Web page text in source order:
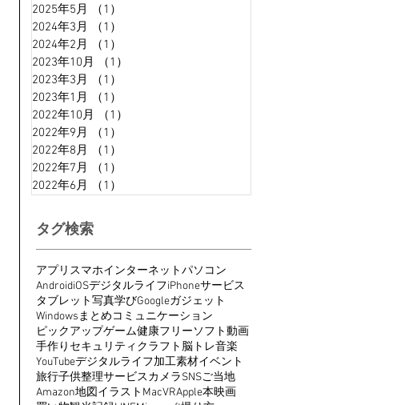
2025年5月
（1）
2024年3月
（1）
2024年2月
（1）
2023年10月
（1）
2023年3月
（1）
2023年1月
（1）
2022年10月
（1）
2022年9月
（1）
2022年8月
（1）
2022年7月
（1）
2022年6月
（1）
タグ検索
アプリ スマホインターネットパソコン
AndroidiOSデジタルライフiPhoneサービス
タブレット写真学びGoogleガジェット
Windowsまとめコミュニケーション
ピックアップゲーム健康フリーソフト動画
手作り セキュリティ クラフト脳トレ音楽
YouTubeデジタルライフ加工素材イベント
旅行子供整理サービスカメラSNSご当地
Amazon地図イラスト MacVRApple本映画